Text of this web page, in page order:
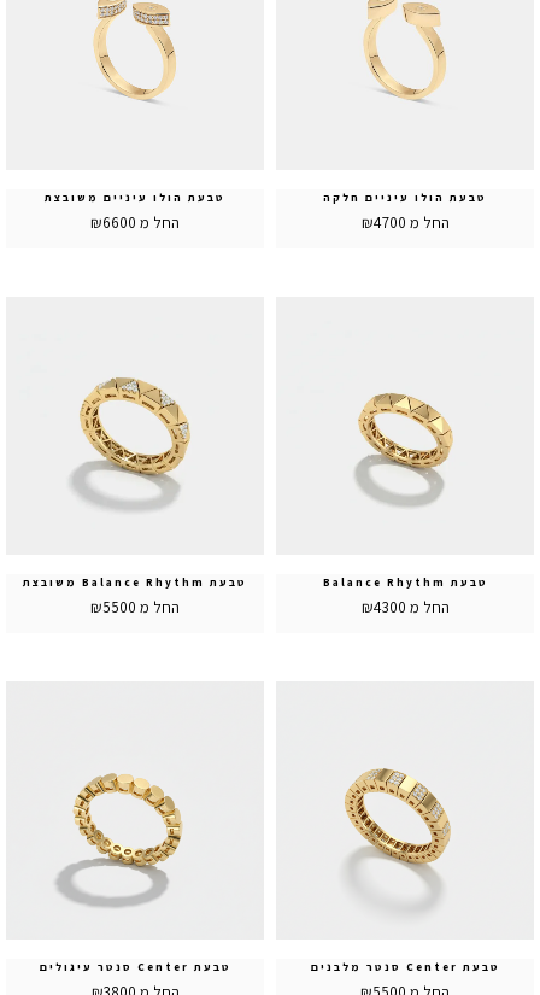
טבעת הולו עיניים חלקה
החל מ ₪4700
טבעת הולו עיניים משובצת
החל מ ₪6600
טבעת Balance Rhythm
החל מ ₪4300
טבעת Balance Rhythm משובצת
החל מ ₪5500
טבעת Center סנטר מלבנים טבעת Center סנטר עיגולים